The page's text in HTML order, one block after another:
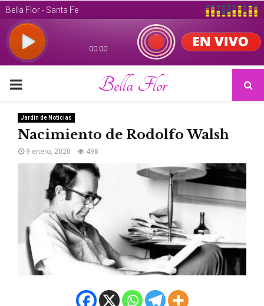
PRIMARY
MENU
Bella Flor
Jardin de Noticias
Nacimiento de Rodolfo Walsh
9 enero, 2020 498